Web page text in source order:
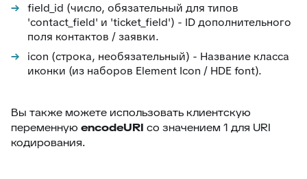
field_id (число, обязательный для типов
'contact_field' и 'ticket_field') - ID дополнительного
поля контактов / заявки.
icon (строка, необязательный) - Название класса
иконки (из наборов Element Icon / HDE font).
Вы также можете использовать клиентскую
переменную encodeURI со значением 1 для URI
кодирования.